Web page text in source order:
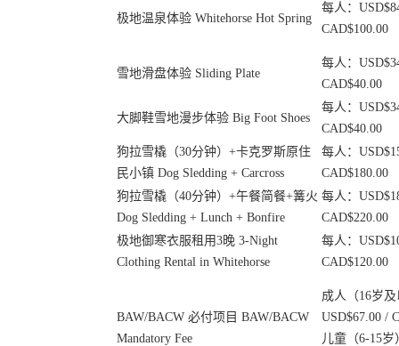
极地温泉体验 Whitehorse Hot Spring
每人：
CAD$100.00
雪地滑盘体验 Sliding Plate
每人：
CAD$40.00
大脚鞋雪地漫步体验 Big Foot Shoes
每人：
CAD$40.00
狗拉雪橇（30分钟）+卡克罗斯原住
民小镇 Dog Sledding + Carcross
每人：
CAD$180.00
狗拉雪橇（40分钟）+午餐简餐+篝火
Dog Sledding + Lunch + Bonfire
每人：
CAD$220.00
极地御寒衣服租用3晚 3-Night
Clothing Rental in Whitehorse
每人：
CAD$120.00
BAW/BACW 必付项目 BAW/BACW
Mandatory Fee
成人（16岁
USD$67.00 /
儿童（6-15岁